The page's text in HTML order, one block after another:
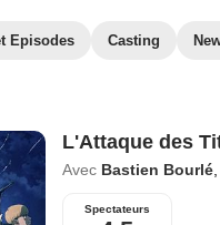
Episodes Casting
L'Attaque des
Avec Bastien Bourlé,
Spectateurs